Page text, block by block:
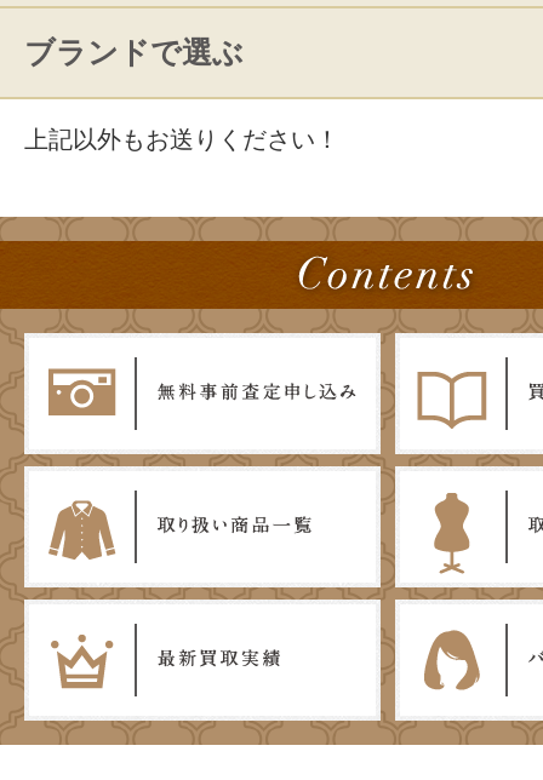
ブランドで選ぶ
上記以外もお送りください！